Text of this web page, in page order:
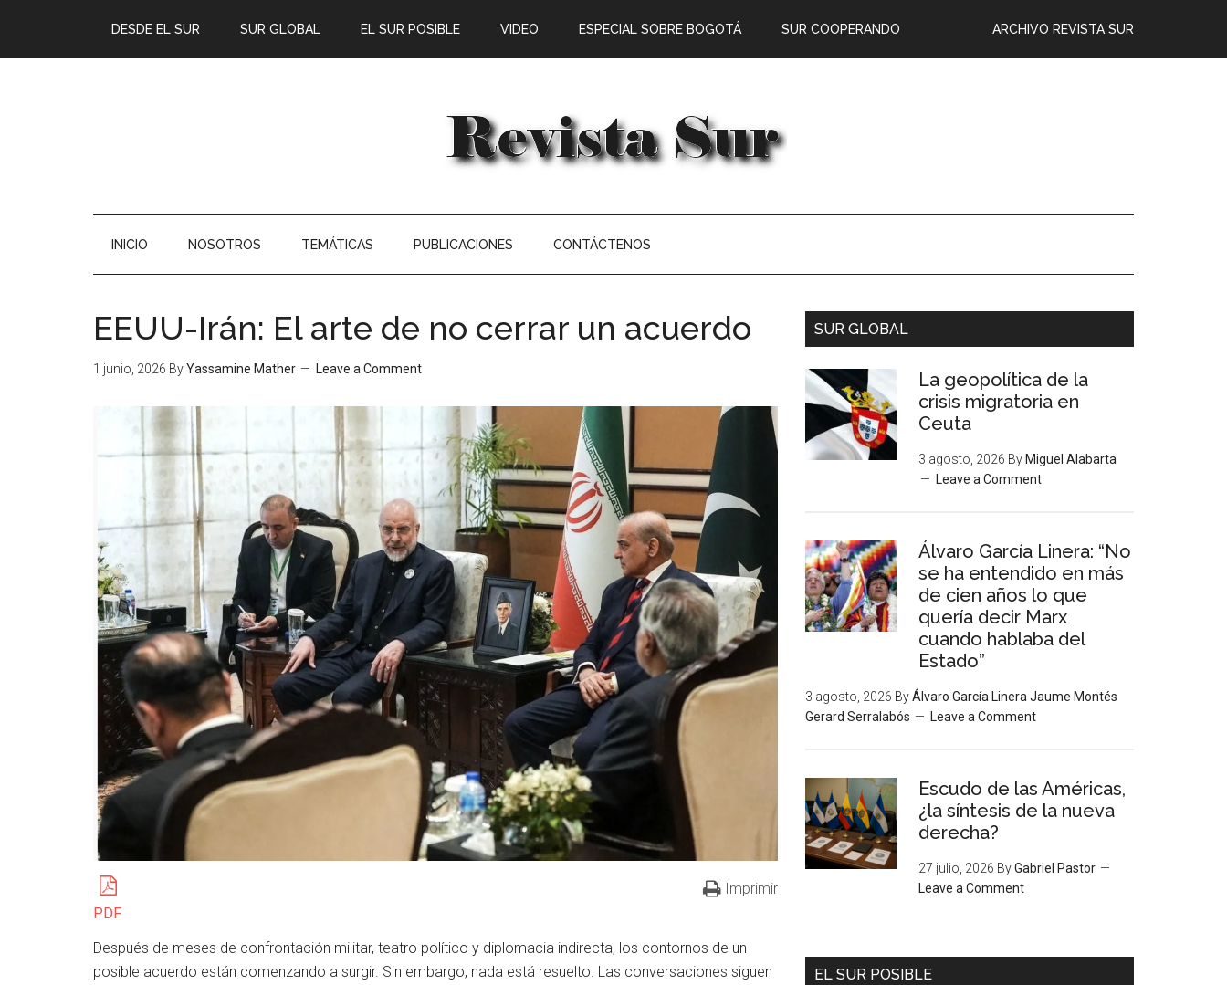
DESDE EL SUR SUR GLOBAL EL SUR POSIBLE ARCHIVO REVISTA SUR
VIDEO ESPECIAL SOBRE BOGOTÁ SUR COOPERANDO
INICIO NOSOTROS TEMÁTICAS PUBLICACIONES CONTÁCTENOS
EEUU-Irán: El arte de no cerrar un acuerdo
1 junio, 2026 ByYassamine Mather Leave a Comment
PDF
Imprimir
Después de meses de confrontación militar, teatro político y diplomacia indirecta, los contornos de un
posible acuerdo están comenzando a surgir. Sin embargo, nada está resuelto. Las conversaciones siguen
SUR GLOBAL
La geopolítica de la
crisis migratoria en
Ceuta
3 agosto, 2026 By Miguel Alabarta
Leave a Comment
Álvaro García Linera: “No
se ha entendido en más
de cien años lo que
quería decir Marx
cuando hablaba del
Estado”
3 agosto, 2026 ByÁlvaro García Linera Jaume Montés
Gerard Serralabós
Leave a Comment
Escudo de las Américas,
¿la síntesis de la nueva
derecha?
27 julio, 2026 ByGabriel Pastor
Leave a Comment
EL SUR POSIBLE